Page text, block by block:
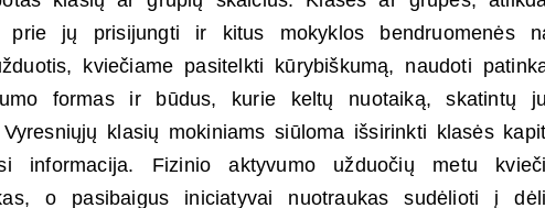
jų prisijungti ir kitus mokyklos bendruomenės
kviečiame pasitelkti kūrybiškumą, naudoti
formas ir būdus, kurie keltų nuotaiką, skatintų
klasių mokiniams siūloma išsirinkti klasės
informacija. Fizinio aktyvumo užduočių metu
o pasibaigus iniciatyvai nuotraukas sudėlioti į